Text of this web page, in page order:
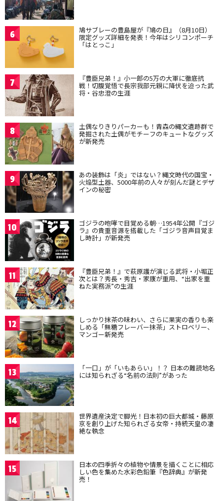
6 鳩サブレーの豊島屋が『鳩の日』（8月10日）
限定グッズ詳細を発表！今年はシリコンポーチ
「はとっこ」
7 『豊臣兄弟！』小一郎の5万の大軍に徹底抗
戦！切腹覚悟で長宗我部元親に降伏を迫った武
将・谷忠澄の生涯
8 土偶なりきりパーカーも！青森の縄文遺跡群で
発掘された土偶がモチーフのキュートなグッズ
が新発売
9 あの装飾は「炎」ではない？縄文時代の国宝・
火焔型土器、5000年前の人々が刻んだ謎とデザ
インの秘密
10 ゴジラの咆哮で目覚める朝…1954年公開『ゴジ
ラ』の貴重音源を搭載した「ゴジラ音声目覚ま
し時計」が新発売
11 『豊臣兄弟！』で萩原護が演じる武将・小堀正
次とは？秀長・秀吉・家康が重用、“出家を重
ねた実務派”の生涯
12 しっかり抹茶の味わい、さらに果実の香りも楽
しめる「無糖フレーバー抹茶」ストロベリー、
マンゴー新発売
13 「一口」が「いもあらい」！？ 日本の難読地名
には知られざる“名前の法則”があった
14 世界遺産決定で脚光！日本初の巨大都城・藤原
京を創り上げた知られざる女帝・持統天皇の凄
絶な執念
15 日本の四季折々の植物や情景を描くことに相応
しい色を集めた水彩色鉛筆『色辞典』が新発
売！